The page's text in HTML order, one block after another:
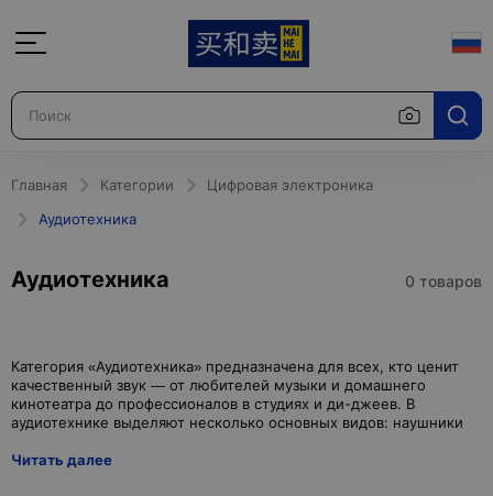
Главная Категории
Цифровая электроника
Аудиотехника
Аудиотехника 0 товаров
Категория «Аудиотехника» предназначена для всех, кто ценит
качественный звук — от любителей музыки и домашнего
кинотеатра до профессионалов в студиях и ди-джеев. В
Читать далее